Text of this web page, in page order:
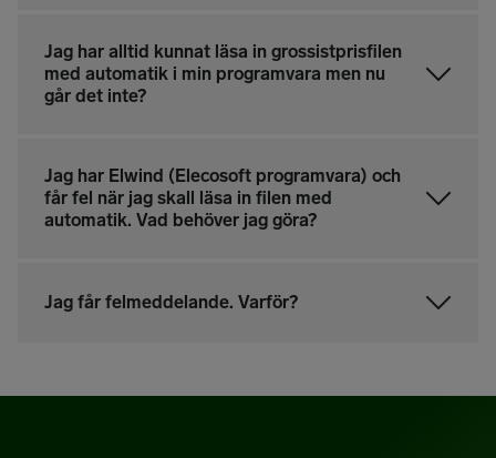
Jag har alltid kunnat läsa in grossistprisfilen
med automatik i min programvara men nu
går det inte?
Jag har Elwind (Elecosoft programvara) och
får fel när jag skall läsa in filen med
automatik. Vad behöver jag göra?
Jag får felmeddelande. Varför?